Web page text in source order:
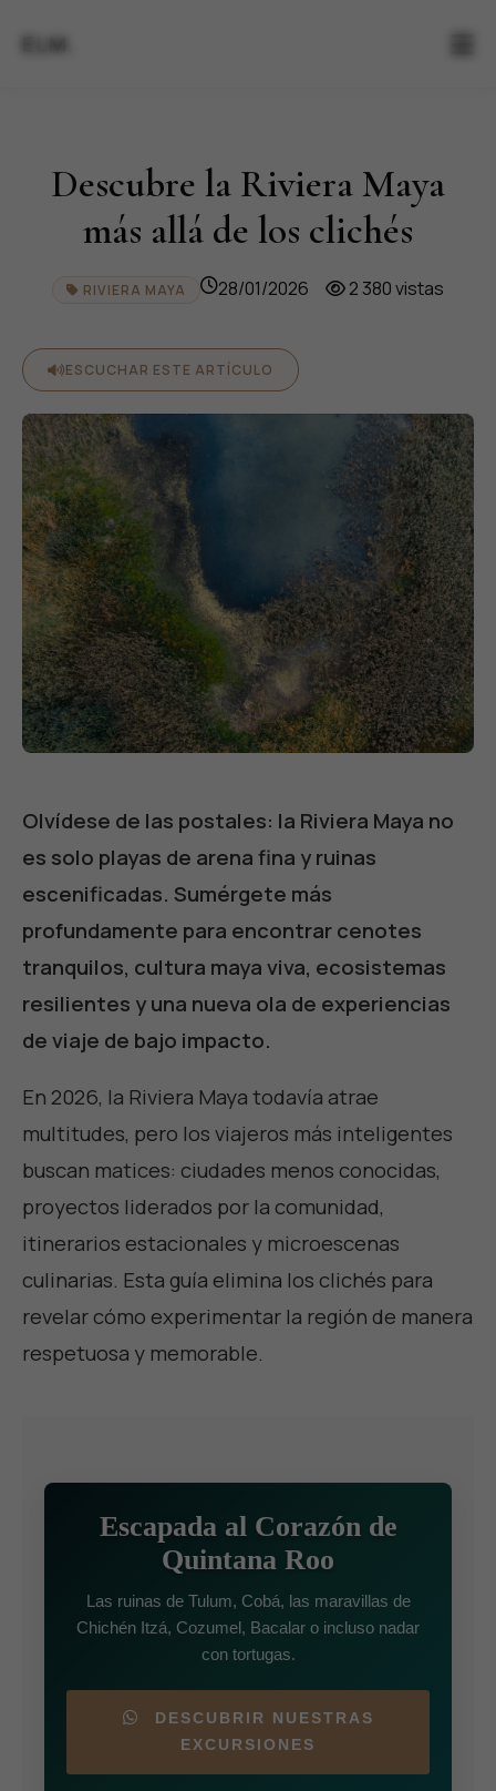
ELM.
Descubre la Riviera Maya
más allá de los clichés
RIVIERA MAYA 28/01/2026 2 380 vistas
ESCUCHAR ESTE ARTÍCULO
Olvídese de las postales: la Riviera Maya no
es solo playas de arena fina y ruinas
escenificadas. Sumérgete más
profundamente para encontrar cenotes
tranquilos, cultura maya viva, ecosistemas
resilientes y una nueva ola de experiencias
de viaje de bajo impacto.
En 2026, la Riviera Maya todavía atrae
multitudes, pero los viajeros más inteligentes
buscan matices: ciudades menos conocidas,
proyectos liderados por la comunidad,
itinerarios estacionales y microescenas
culinarias. Esta guía elimina los clichés para
revelar cómo experimentar la región de manera
respetuosa y memorable.
Escapada al Corazón de
Quintana Roo
Las ruinas de Tulum, Cobá, las maravillas de
Chichén Itzá, Cozumel, Bacalar o incluso nadar
con tortugas.
DESCUBRIR NUESTRAS
EXCURSIONES